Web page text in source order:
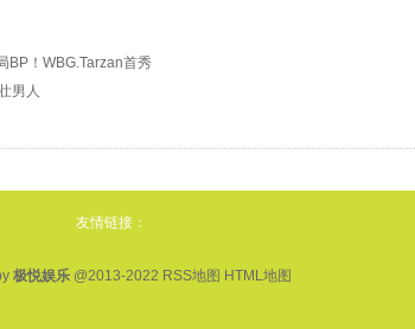
BP！WBG.Tarzan首秀
男人
友情链接：
极悦娱乐@2013-2022 RSS地图 HTML地图